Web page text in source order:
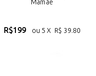
Mamãe
R$199 ou 5 X R$ 39.80